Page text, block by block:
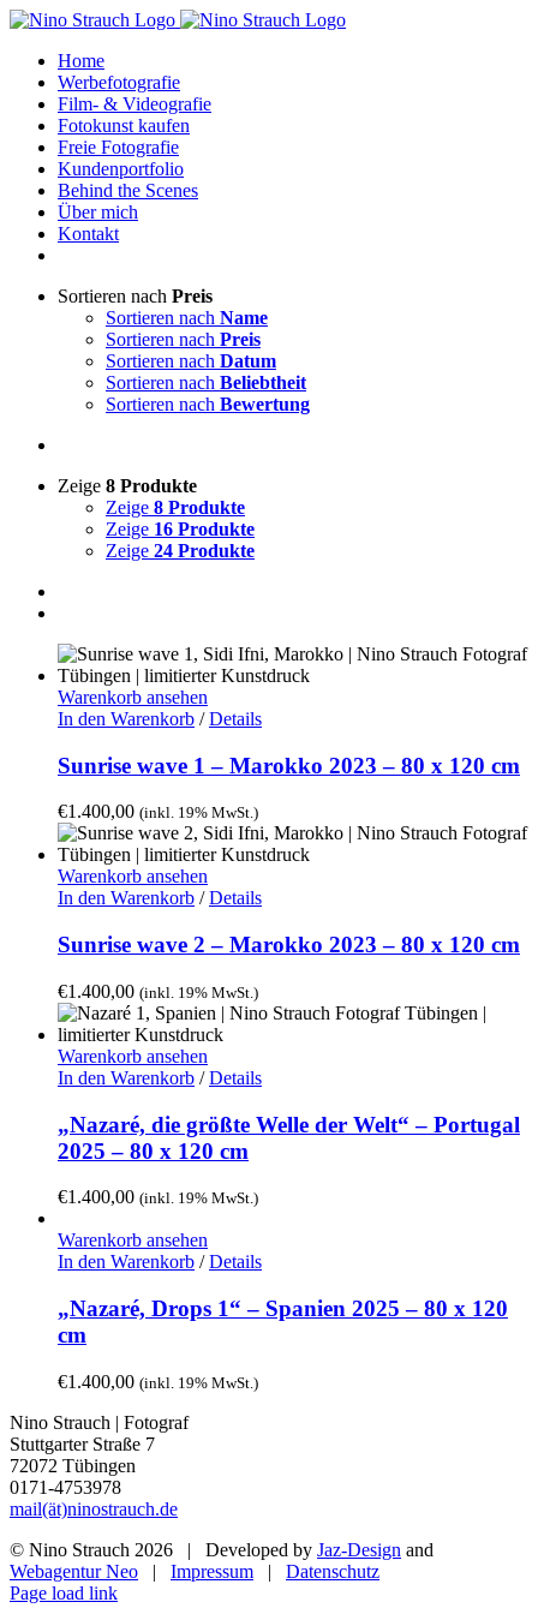
Zum
springenHome
Werbefotografie
Film- & Videografie
Fotokunst kaufen
Freie Fotografie
Kundenportfolio
Behind the Scenes
Über mich
Kontakt
Sortieren nach Preis
Sortieren nach Name
Sortieren nach Preis
Sortieren nach Datum
Sortieren nach Beliebtheit
Sortieren nach Bewertung
Zeige 8 Produkte
Zeige 8 Produkte
Zeige 16 Produkte
Zeige 24 Produkte
Warenkorb ansehen
In den Warenkorb / Details
Sunrise wave 1 – Marokko 2023 – 80 x 120 cm
€1.400,00 (inkl. 19% MwSt.)
Warenkorb ansehen
In den Warenkorb / Details
Sunrise wave 2 – Marokko 2023 – 80 x 120 cm
€1.400,00 (inkl. 19% MwSt.)
Warenkorb ansehen
In den Warenkorb / Details
„Nazaré, die größte Welle der Welt“ – Portugal
2025 – 80 x 120 cm
€1.400,00 (inkl. 19% MwSt.)
Warenkorb ansehen
In den Warenkorb / Details
„Nazaré, Drops 1“ – Spanien 2025 – 80 x 120
cm
€1.400,00 (inkl. 19% MwSt.)
Nino Strauch | Fotograf
Stuttgarter Straße 7
72072 Tübingen
0171-4753978
mail(ät)ninostrauch.de
© Nino Strauch 2026 | Developed by Jaz-Design and
Webagentur Neo | Impressum | Datenschutz
Instagram
Page load link